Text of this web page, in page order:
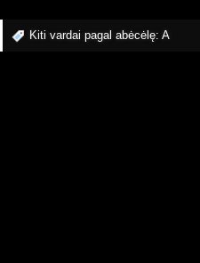
Kiti vardai pagal abėcėlę: A